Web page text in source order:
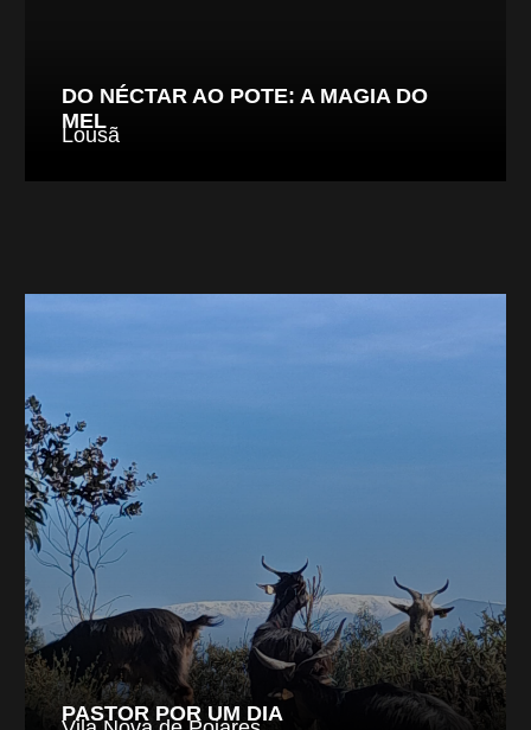
DO NÉCTAR AO POTE: A MAGIA DO
MEL
Lousã
PASTOR POR UM DIA